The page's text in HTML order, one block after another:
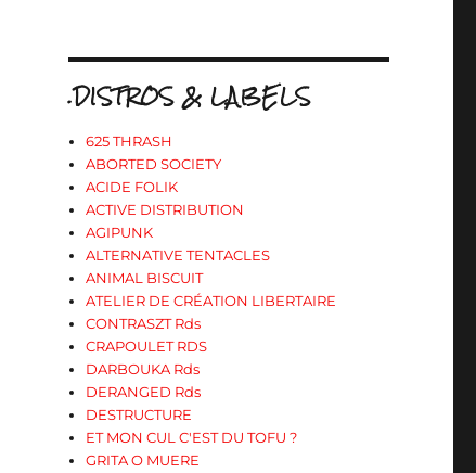
.DISTROS & LABELS
625 THRASH
ABORTED SOCIETY
ACIDE FOLIK
ACTIVE DISTRIBUTION
AGIPUNK
ALTERNATIVE TENTACLES
ANIMAL BISCUIT
ATELIER DE CRÉATION LIBERTAIRE
CONTRASZT Rds
CRAPOULET RDS
DARBOUKA Rds
DERANGED Rds
DESTRUCTURE
ET MON CUL C'EST DU TOFU ?
GRITA O MUERE